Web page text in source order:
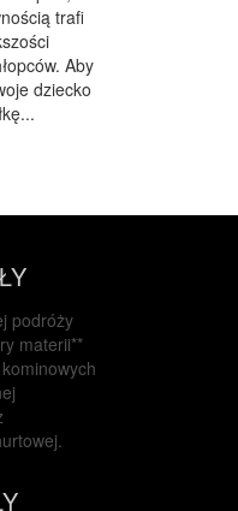
trafi
Aby
dziecko
podróży
materii**